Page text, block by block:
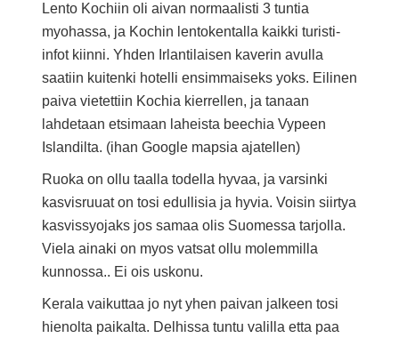
Lento Kochiin oli aivan normaalisti 3 tuntia
myohassa, ja Kochin lentokentalla kaikki turisti-
infot kiinni. Yhden Irlantilaisen kaverin avulla
saatiin kuitenki hotelli ensimmaiseks yoks. Eilinen
paiva vietettiin Kochia kierrellen, ja tanaan
lahdetaan etsimaan laheista beechia Vypeen
Islandilta. (ihan Google mapsia ajatellen)
Ruoka on ollu taalla todella hyvaa, ja varsinki
kasvisruuat on tosi edullisia ja hyvia. Voisin siirtya
kasvissyojaks jos samaa olis Suomessa tarjolla.
Viela ainaki on myos vatsat ollu molemmilla
kunnossa.. Ei ois uskonu.
Kerala vaikuttaa jo nyt yhen paivan jalkeen tosi
hienolta paikalta. Delhissa tuntu valilla etta paa